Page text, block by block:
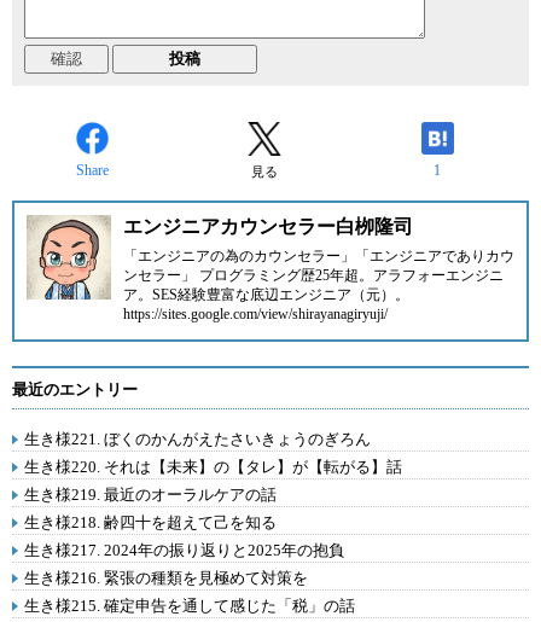
Share 見る 1
エンジニアカウンセラー白栁隆司
「エンジニアの為のカウンセラー」「エンジニアでありカウ
ンセラー」 プログラミング歴25年超。アラフォーエンジニ
ア。SES経験豊富な底辺エンジニア（元）。
https://sites.google.com/view/shirayanagiryuji/
最近のエントリー
生き様221. ぼくのかんがえたさいきょうのぎろん
生き様220. それは【未来】の【タレ】が【転がる】話
生き様219. 最近のオーラルケアの話
生き様218. 齢四十を超えて己を知る
生き様217. 2024年の振り返りと2025年の抱負
生き様216. 緊張の種類を見極めて対策を
生き様215. 確定申告を通して感じた「税」の話